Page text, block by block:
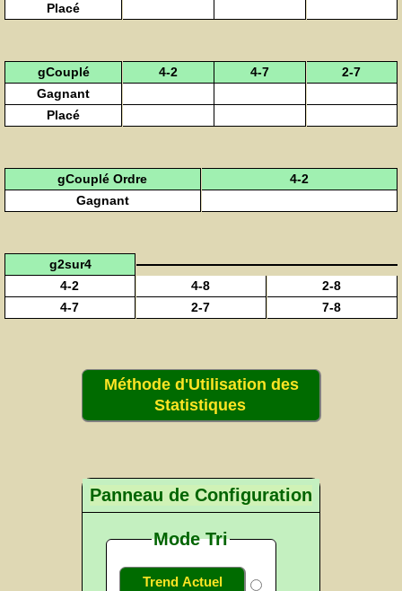
Placé
gCouplé 4-2 4-7
2-7
Gagnant
Placé
gCouplé Ordre
4-2
Gagnant
g2sur4
4-2
4-8
2-8
4-7
2-7 7-8
Méthode d'Utilisation des
Statistiques
Panneau de Configuration
Mode Tri
Trend Actuel